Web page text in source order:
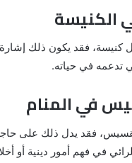
الكنيسة
فقد يكون ذلك إشارة
تدعمه في حياته.
في المنام
فقد يدل ذلك على
في فهم أمور دينية أو